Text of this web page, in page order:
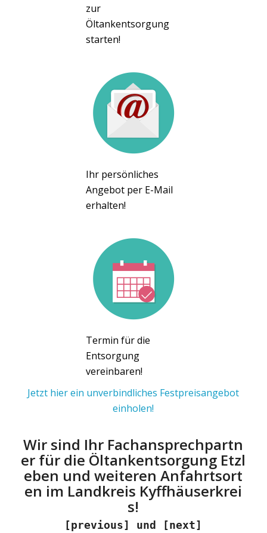
zur
Öltankentsorgung
starten!
Ihr persönliches
Angebot per E-Mail
erhalten!
Termin für die
Entsorgung
vereinbaren!
Jetzt hier ein unverbindliches Festpreisangebot
einholen!
Wir sind Ihr Fachansprechpartn
er für die Öltankentsorgung Etzl
eben und weiteren Anfahrtsort
en im Landkreis Kyffhäuserkrei
s!
[previous] und [next]